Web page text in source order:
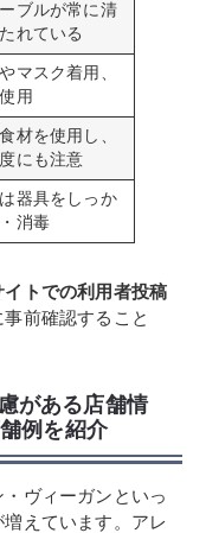
ブルが常に清
れている
マスク着用、
用
材を使用し、
にも注意
器具をしっか
消毒
トでの利用者投稿
前確認すること
がある店舗情
例を紹介
ヴィーガンといっ
えています。アレ